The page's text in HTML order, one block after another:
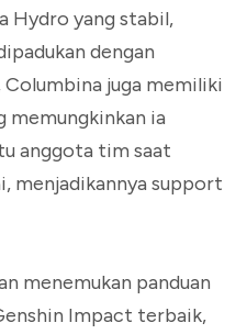
Hydro yang stabil,
dengan
juga memiliki
memungkinkan ia
anggota tim saat
menjadikannya support
menemukan panduan
Impact terbaik,